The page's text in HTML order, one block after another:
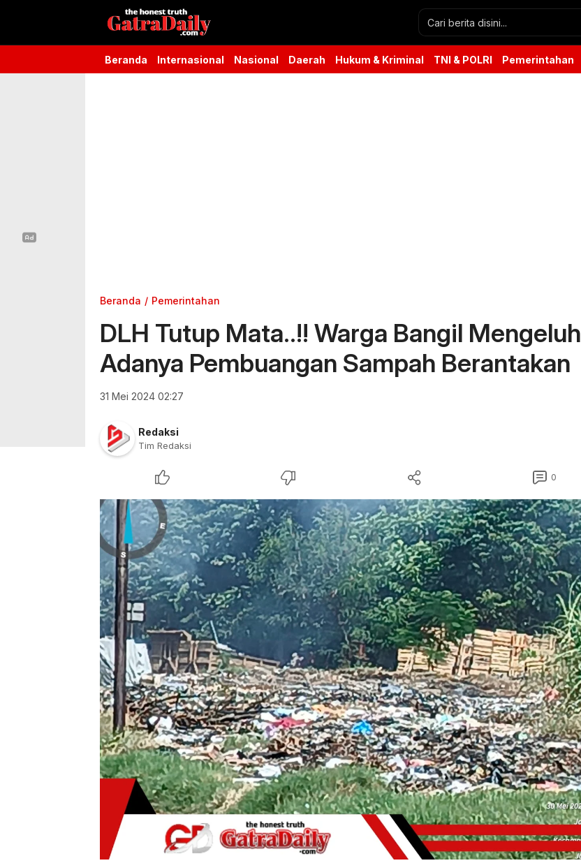
Gatra Daily
the honest truth
Beranda Internasional Nasional Daerah Hukum & Kriminal TNI & POLRI Pemerintahan
Beranda Pemerintahan
DLH Tutup Mata..!! Warga Bangil Mengeluh
Adanya Pembuangan Sampah Berantakan
31 Mei 2024 02:27
Redaksi
Tim Redaksi
0